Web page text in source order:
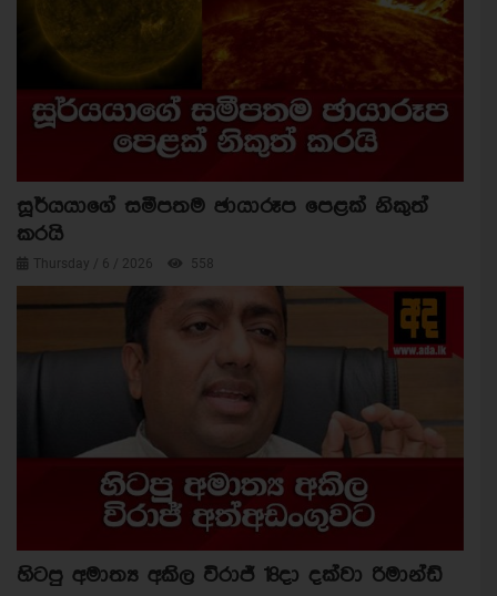
සූර්යයාගේ සමීපතම ඡායාරූප පෙළක් නිකුත්
කරයි
Thursday / 6 / 2026 558
හිටපු අමාත්‍ය අකිල විරාජ් 18දා දක්වා රිමාන්ඩ්